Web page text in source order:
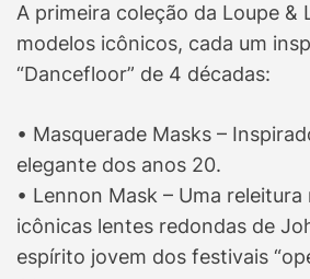
A primeira coleção da Loupe &
modelos icônicos, cada um
“Dancefloor” de 4 décadas:
• Masquerade Masks –
elegante dos anos 20.
• Lennon Mask – Uma
icônicas lentes redondas de
espírito jovem dos festivais